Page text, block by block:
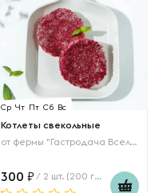
Ср Чт Пт Сб Вс
Котлеты свекольные
от фермы "Гастродача Вселуг"
300 / 2 шт. (200 гр.)